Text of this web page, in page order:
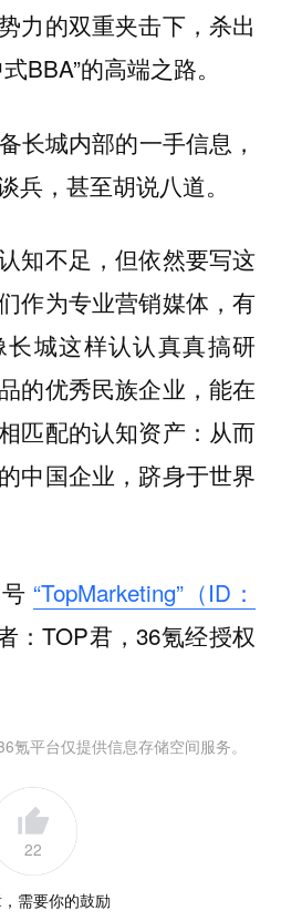
力的双重夹击下，杀出
BBA”的高端之路。
长城内部的一手信息，
兵，甚至胡说八道。
知不足，但依然要写这
作为专业营销媒体，有
城这样认认真真搞研
的优秀民族企业，能在
匹配的认知资产：从而
中国企业，跻身于世界
“TopMarketing”（ID：
：TOP君，36氪经授权
氪平台仅提供信息存储空间服务。
22
需要你的鼓励